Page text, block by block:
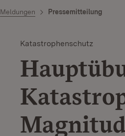
Meldungen Pressemitteilung
Katastrophenschutz